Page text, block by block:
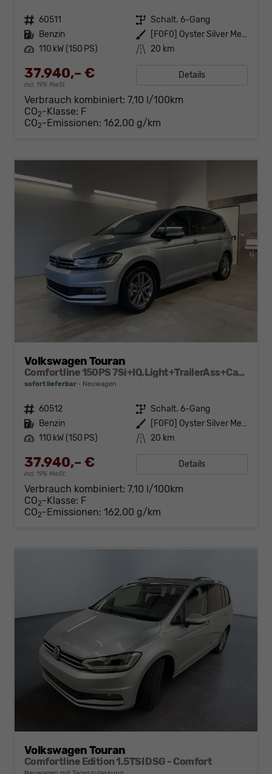
Fahrzeugnr. 60511 Getriebe Schalt. 6-Gang
Kraftstoff Benzin Außenfarbe
[F0F0] Oyster Silver Metallic
Leistung 110 kW (150 PS) Kilometerstand 20 km
37.940,– €
incl. 19% MwSt.
Details
Verbrauch kombiniert: 7,10 l/100km
CO2-Klasse: F
CO2-Emissionen: 162,00 g/km
Volkswagen Touran
Comfortline 150PS 7Si+IQ.Light+TrailerAss+Cam+Navi+Kamera+Alarm+Kessy+App-Connect
sofort lieferbar Neuwagen
Fahrzeugnr. 60512 Getriebe Schalt. 6-Gang
Kraftstoff Benzin Außenfarbe
[F0F0] Oyster Silver Metallic
Leistung 110 kW (150 PS) Kilometerstand 20 km
37.940,– €
incl. 19% MwSt.
Details
Verbrauch kombiniert: 7,10 l/100km
CO2-Klasse: F
CO2-Emissionen: 162,00 g/km
Volkswagen Touran
Comfortline Edition 1.5TSI DSG - Comfort